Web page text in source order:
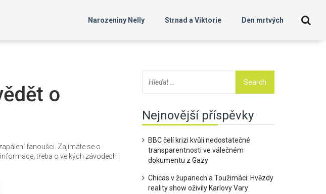
Narozeniny Nelly Strnad a Viktorie Den mrtvých
o
fanoušci. Zajímáte se o
třeba o velkých závodech i
Nejnovější příspěvky
BBC čelí krizi kvůli nedostatečné
transparentnosti ve válečném
dokumentu z Gazy
Chicas v županech a Toužimáci: Hvězdy
reality show oživily Karlovy Vary